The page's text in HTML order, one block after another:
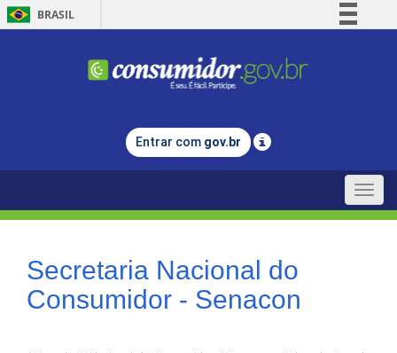
BRASIL
Comunica BR
Legislação
Entrar com gov.br
Toggle
Secretaria Nacional do
Consumidor - Senacon